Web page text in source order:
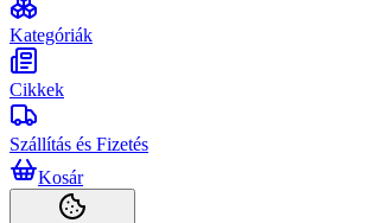
Kategóriák
Cikkek
Szállítás és Fizetés
Kosár